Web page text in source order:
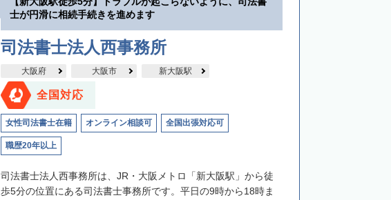
士が円滑に相続手続きを進めます
司法書士法人西事務所
大阪府 大阪市 新大阪駅
全国対応
女性司法書士在籍 オンライン相談可 全国出張対応可
職歴20年以上
司法書士法人西事務所は、JR・大阪メトロ「新大阪駅」から徒
歩5分の位置にある司法書士事務所です。平日の9時から18時ま